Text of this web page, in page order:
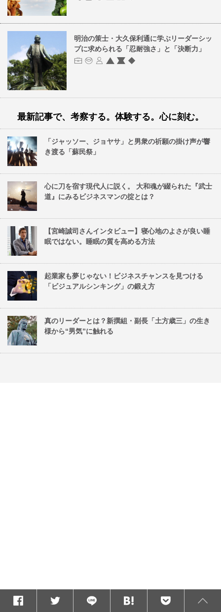
明治の策士・大久保利通に学ぶリーダーシッ
プに求められる「忍耐強さ」と「決断力」
最新記事で、考察する。体験する。心に刻む。
「ジャッソー、ジョヤサ」と男衆の祈願の掛け声が響
き渡る「蘇民祭」
心に刀を宿す現代人に説く。 大和魂が綴られた『武士
道』にみるビジネスマンの掟とは？
【宮崎誠司さんインタビュー】寝心地のよさが良い睡
眠ではない。睡眠の質を高める方法
起業家も夢じゃない！ビジネスチャンスを見つける
「ビジュアルシンキング」の鍛え方
真のリーダーとは？新撰組・副長「土方歳三」の生き
様から“男気”に触れる